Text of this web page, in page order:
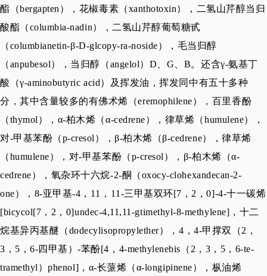
酯（bergapten），花椒毒素（xanthotoxin），二氢山芹醇当归
酸酯（columbia-nadin），二氢山芹醇葡萄糖甙
（columbianetin-β-D-glcopy-ra-noside），毛当归醇
（anpubesol），当归醇（angelol）D、G、B。还含γ-氨基丁
酸（γ-aminobutyric acid）及挥发油，挥发同中有五十多种
分，其中含量较多的有佛术烯（eremophilene），百里香酚
（thymol），α-柏木烯（α-cedrene），律草烯（humulene），
对-甲基苯酚（p-cresol），β-柏木烯（β-cedrene），律草烯
（humulene），对-甲基苯酚（p-cresol），β-柏木烯（α-
cedrene），氧杂环十六烷-2-酮（oxocy-clohexandecan-2-
one），8-亚甲基-4，11，11-三甲基双环[7，2，0]-4-十一碳烯
[bicycol[7，2，0]undec-4,11,11-gtimethyl-8-methylene]，十二
烷基异丙基醚（dodecylisopropylether），4，4-甲撑双（2，
3，5，6-四甲基）-苯酚[4，4-methylenebis（2，3，5，6-te-
tramethyl）phenol]，α-长蒎烯（α-longipinene），枞油烯